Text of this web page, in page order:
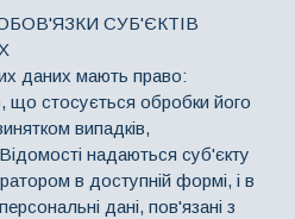
СУБ'ЄКТІВ
даних мають право:
що стосується обробки його
випадків,
надаються суб'єкту
в доступній формі, і в
дані, пов'язані з